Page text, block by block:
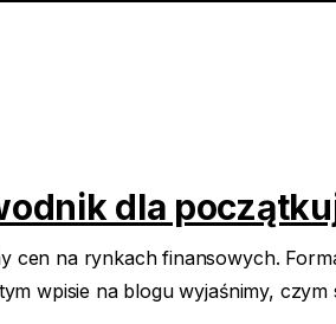
dla
cen na rynkach finansowych.
wpisie na blogu wyjaśnimy, czym